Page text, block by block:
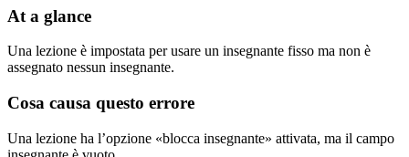
At a glance
Una lezione è impostata per usare un insegnante fisso ma non è
assegnato nessun insegnante.
Cosa causa questo errore
Una lezione ha l’opzione «blocca insegnante» attivata, ma il campo